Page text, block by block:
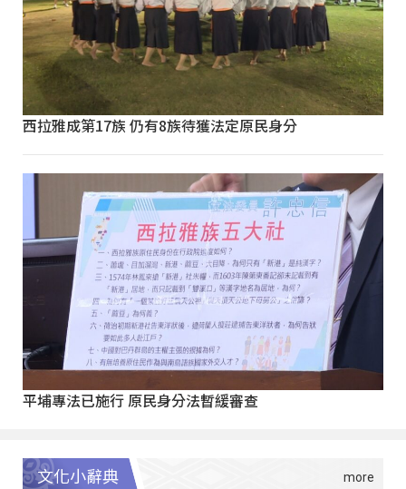
西拉雅成第17族 仍有8族待獲法定原民身分
平埔專法已施行 原民身分法暫緩審查
文化小辭典